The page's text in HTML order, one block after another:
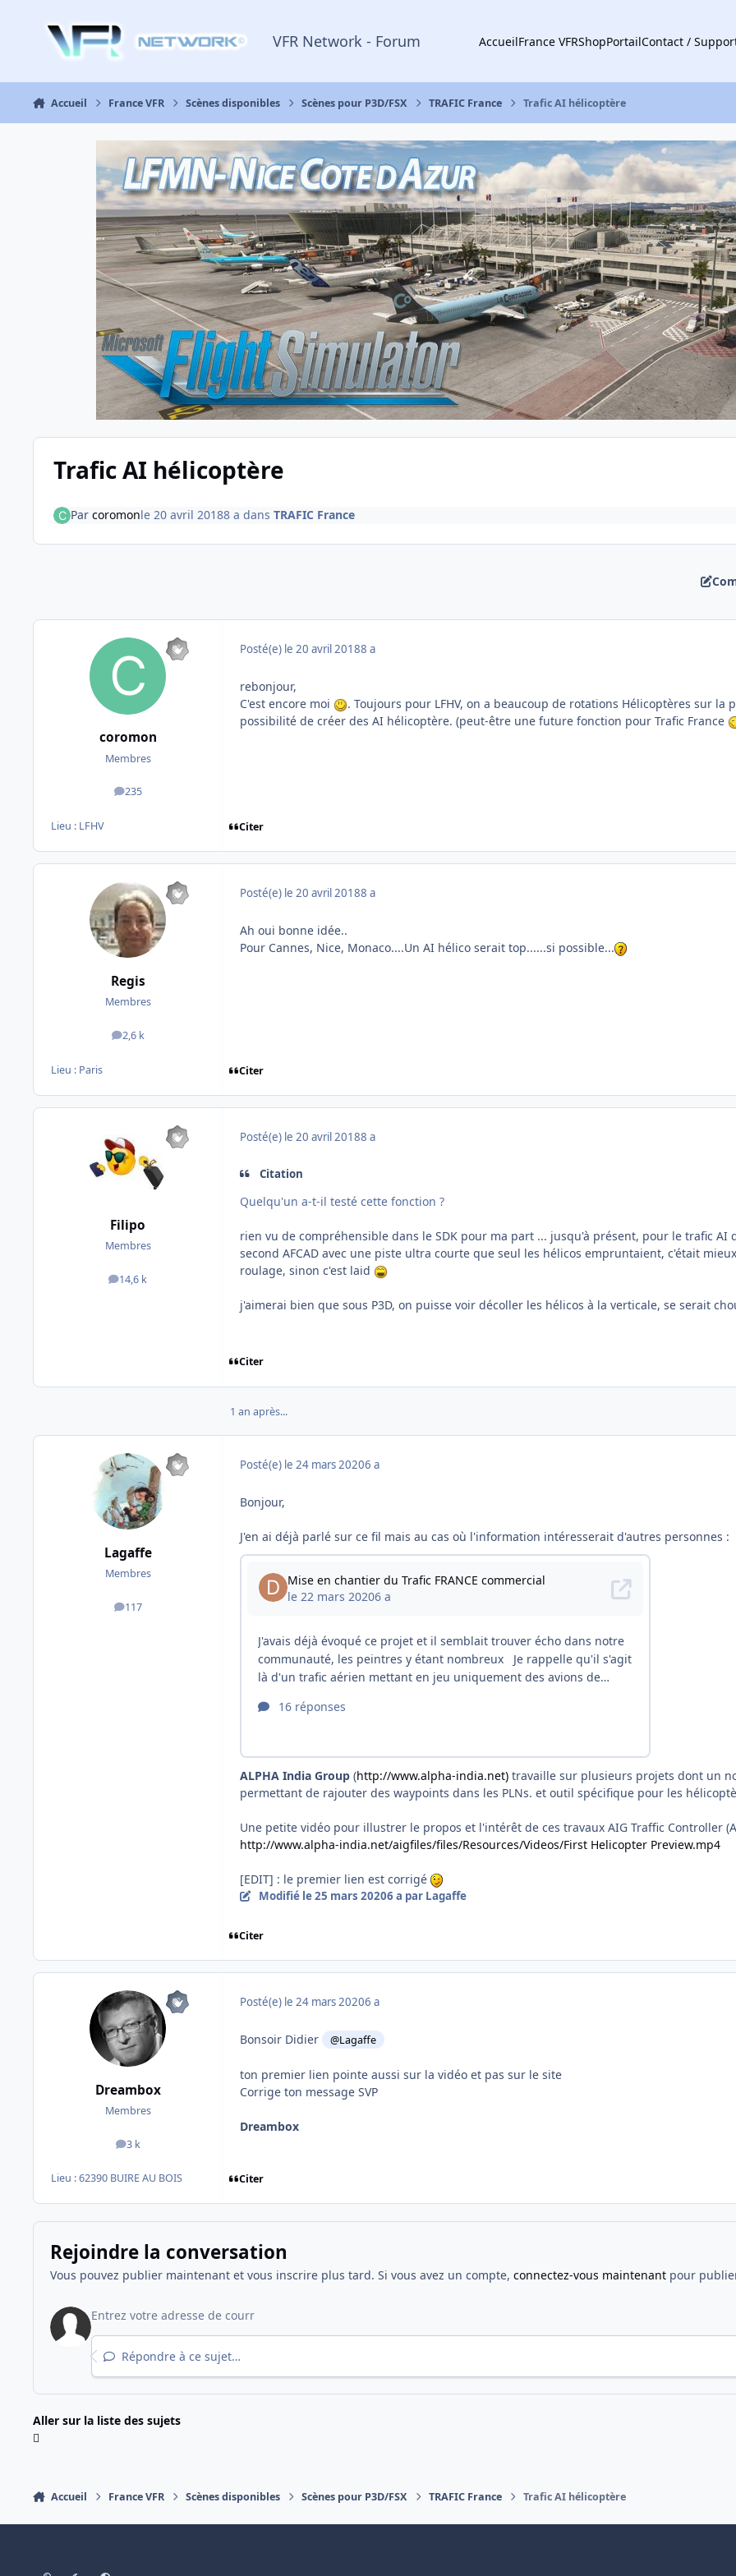
VFR Network - Forum AccueilFrance VFRShopPortailContact /
Accueil France VFR Scènes disponibles Scènes pour P3D/FSX TRAFIC France Trafic AI hélicoptère
Trafic AI hélicoptère
Par coromonle 20 avril 20188 a dans TRAFIC France
coromon
Membres
235
messages
Lieu : LFHV
Posté(e) le 20 avril 20188 a
rebonjour,
C'est encore moi
. Toujours pour LFHV, on a beaucoup de rotations Hélicoptères sur la
possibilité de créer des AI hélicoptère. (peut-être une future fonction pour Trafic France
Citer
Regis
Membres
2,6 k
messages
Lieu : Paris
Posté(e) le 20 avril 20188 a
Ah oui bonne idée..
Pour Cannes, Nice, Monaco....Un AI hélico serait top......si possible...
Citer
Filipo
Membres
14,6 k
messages
Posté(e) le 20 avril 20188 a
Citation
Quelqu'un a-t-il testé cette fonction ?
rien vu de compréhensible dans le SDK pour ma part ... jusqu'à présent, pour le trafic
second AFCAD avec une piste ultra courte que seul les hélicos empruntaient, c'était
roulage, sinon c'est laid
j'aimerai bien que sous P3D, on puisse voir décoller les hélicos à la verticale, se serait
Citer
1 an après...
Lagaffe
Membres
117
messages
Posté(e) le 24 mars 20206 a
Bonjour,
J'en ai déjà parlé sur ce fil mais au cas où l'information intéresserait d'autres personnes :
ALPHA India Group (http://www.alpha-india.net) travaille sur plusieurs projets dont un
permettant de rajouter des waypoints dans les PLNs. et outil spécifique pour les
Une petite vidéo pour illustrer le propos et l'intérêt de ces travaux AIG Traffic Controller
http://www.alpha-india.net/aigfiles/files/Resources/Videos/First Helicopter Preview.mp4
[EDIT] : le premier lien est corrigé
Modifié le 25 mars 20206 a par Lagaffe
Citer
Dreambox
Membres
3 k
messages
Lieu :62390 BUIRE AU BOIS
Posté(e) le 24 mars 20206 a
Bonsoir Didier @Lagaffe
ton premier lien pointe aussi sur la vidéo et pas sur le site
Corrige ton message SVP
Dreambox
Citer
Rejoindre la conversation
Vous pouvez publier maintenant et vous inscrire plus tard. Si vous avez un compte, connectez-vous maintenantpour
Répondre à ce sujet…
Aller sur la liste des sujets
Accueil France VFR Scènes disponibles Scènes pour P3D/FSX TRAFIC France Trafic AI hélicoptère
Light ModeDark ModeSystem Preference